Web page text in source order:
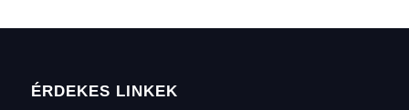
ÉRDEKES LINKEK